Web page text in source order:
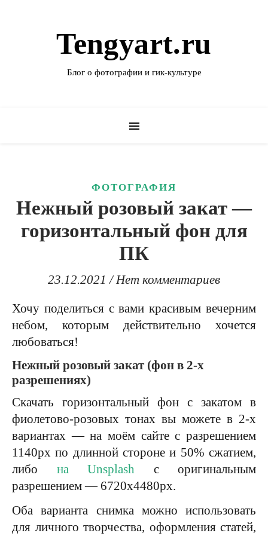
Tengyart.ru
Блог о фотографии и гик-культуре
ФОТОГРАФИЯ
Нежный розовый закат —
горизонтальный фон для
ПК
23.12.2021 / Нет комментариев
Хочу поделиться с вами красивым вечерним
небом, которым действительно хочется
любоваться!
Нежный розовый закат (фон в 2-х
разрешениях)
Скачать горизонтальный фон с закатом в
фиолетово-розовых тонах вы можете в 2-х
вариантах — на моём сайте с разрешением
1140px по длинной стороне и 50% сжатием,
либо на Unsplash с оригинальным
разрешением — 6720х4480px.
Оба варианта снимка можно использовать
для личного творчества, оформления статей,